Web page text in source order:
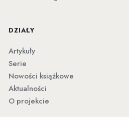
DZIAŁY
Artykuły
Serie
Nowości książkowe
Aktualności
O projekcie